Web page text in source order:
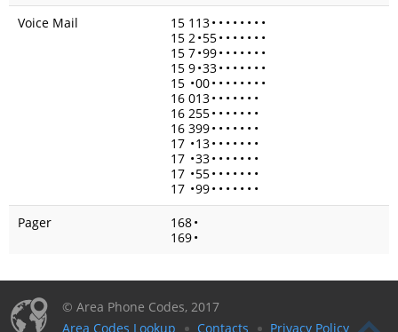
Voice Mail
15 113• • • • • • • •
15 2•55• • • • • • •
15 7•99• • • • • • •
15 9•33• • • • • • •
15 •00• • • • • • • •
16 013• • • • • • •
16 255• • • • • • •
16 399• • • • • • •
17 •13• • • • • • •
17 •33• • • • • • •
17 •55• • • • • • •
17 •99• • • • • • •
Pager
168•
169•
© Area Phone Codes, 2017
Area Codes Lookup
Contacts Privacy Policy